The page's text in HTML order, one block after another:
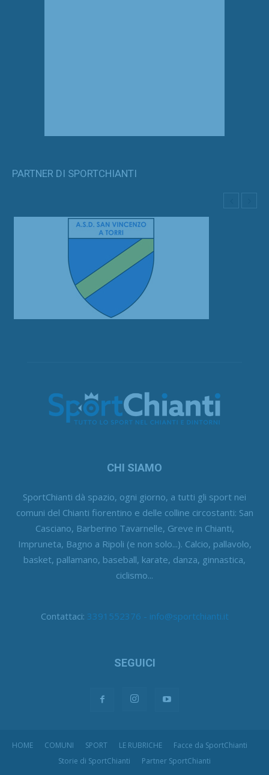
PARTNER DI SPORTCHIANTI
CHI SIAMO
SportChianti dà spazio, ogni giorno, a tutti gli sport nei
comuni del Chianti fiorentino e delle colline circostanti: San
Casciano, Barberino Tavarnelle, Greve in Chianti,
Impruneta, Bagno a Ripoli (e non solo...). Calcio, pallavolo,
basket, pallamano, baseball, karate, danza, ginnastica,
ciclismo...
Contattaci: 3391552376 - info@sportchianti.it
SEGUICI
HOME COMUNI SPORT LE RUBRICHE
Facce da SportChianti
Storie di SportChianti
Partner SportChianti